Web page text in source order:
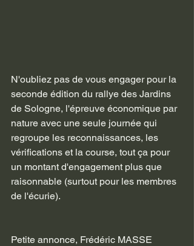
N'oubliez pas de vous engager pour la
seconde édition du rallye des Jardins
de Sologne, l'épreuve économique par
nature avec une seule journée qui
regroupe les reconnaissances, les
vérifications et la course, tout ça pour
un montant d'engagement plus que
raisonnable (surtout pour les membres
de l'écurie).
Petite annonce, Frédéric MASSE